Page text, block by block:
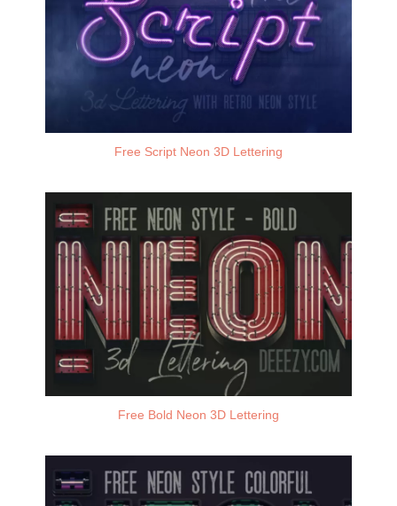
Free Script Neon 3D Lettering
Free Bold Neon 3D Lettering